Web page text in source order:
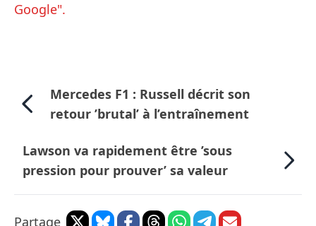
Google".
Mercedes F1 : Russell décrit son
retour ’brutal’ à l’entraînement
Lawson va rapidement être ’sous
pression pour prouver’ sa valeur
Partage